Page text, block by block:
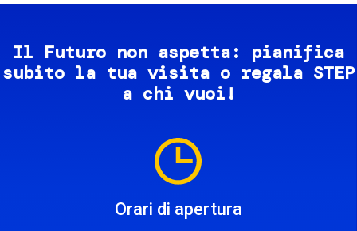
Il Futuro non aspetta: pianifica
subito la tua visita o regala STEP
a chi vuoi!
Orari di apertura